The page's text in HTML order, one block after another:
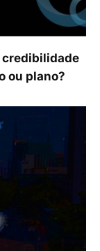
credibilidade
ou plano?